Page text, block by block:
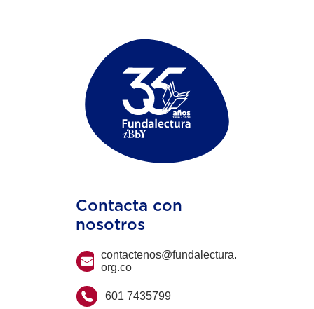
Contacta con
nosotros
contactenos@fundalectura.
org.co
601 7435799